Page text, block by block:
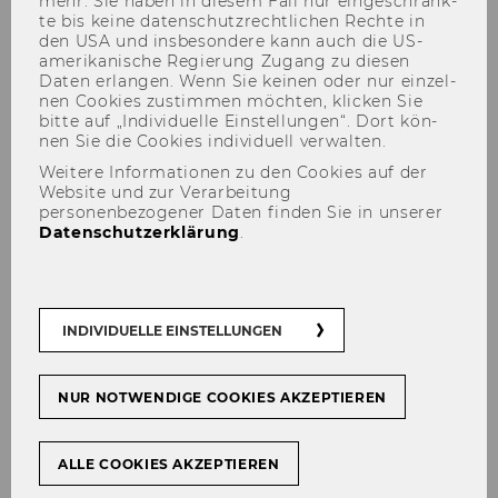
Privatissimum
Se­bas­ti­an Mock
Ste­fan Per­ner
Peter Rum­mel
laden Sie sehr herz­lich zum tra­di­tio­nel­
len Pri­va­tis­si­mum Pri­vat­recht ein.
te bis keine da­ten­schutz­recht­li­chen Rech­te in
den USA und ins­be­son­de­re kann auch die US-​
amerikanische Re­gie­rung Zu­gang zu die­sen
Daten er­lan­gen. Wenn Sie kei­nen oder nur ein­zel­
nen Coo­kies zu­stim­men möch­ten, kli­cken Sie
bitte auf „In­di­vi­du­el­le Ein­stel­lun­gen“. Dort kön­
nen Sie die Coo­kies in­di­vi­du­ell ver­wal­ten.
Weitere Informationen zu den Cookies auf der
Website und zur Verarbeitung
personenbezogener Daten finden Sie in unserer
Datenschutzerklärung.
INDIVIDUELLE EINSTELLUNGEN
NUR NOTWENDIGE COOKIES AKZEPTIEREN
ALLE COOKIES AKZEPTIEREN